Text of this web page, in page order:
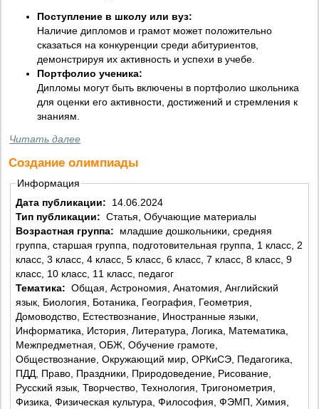
Поступление в школу или вуз:
Наличие дипломов и грамот может положительно
сказаться на конкуренции среди абитуриентов,
демонстрируя их активность и успехи в учебе.
Портфолио ученика:
Дипломы могут быть включены в портфолио школьника
для оценки его активности, достижений и стремления к
знаниям.
Читать далее
Создание олимпиады
Информация
Дата публикации:
14.06.2024
Тип публикации: Статья, Обучающие материалы
Возрастная группа:
группа, старшая группа, подготовительная группа, 1 класс, 2
класс, 3 класс, 4 класс, 5 класс, 6 класс, 7 класс, 8 класс, 9
класс, 10 класс, 11 класс, педагог
Тематика: Общая, Астрономия, Анатомия, Английский
язык, Биология, Ботаника, География, Геометрия,
Домоводство, Естествознание, Иностранные языки,
Информатика, История, Литература, Логика, Математика,
Межпредметная, ОБЖ, Обучение грамоте,
Обществознание, Окружающий мир, ОРКиСЭ, Педагогика,
ПДД, Право, Праздники, Природоведение, Рисование,
Русский язык, Творчество, Технология, Тригонометрия,
Физика, Физическая культура, Философия, ФЭМП, Химия,